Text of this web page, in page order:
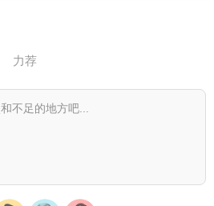
力荐